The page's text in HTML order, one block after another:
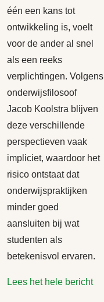
één een kans tot
ontwikkeling is, voelt
voor de ander al snel
als een reeks
verplichtingen. Volgens
onderwijsfilosoof
Jacob Koolstra blijven
deze verschillende
perspectieven vaak
impliciet, waardoor het
risico ontstaat dat
onderwijspraktijken
minder goed
aansluiten bij wat
studenten als
betekenisvol ervaren.
Lees het hele bericht